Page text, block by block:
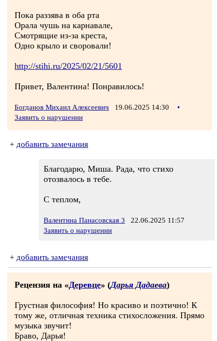
Пока раззява в оба рта
Орала чушь на карнавале,
Смотрящие из-за креста,
Одно крыло и своровали!
http://stihi.ru/2025/02/21/5601
Привет, Валентина! Понравилось!
Богданов Михаил Алексеевич 19.06.2025 14:30
•
Заявить о нарушении
+ добавить замечания
Благодарю, Миша. Рада, что стихо
отозвалось в тебе.
С теплом,
Валентина Панасовская 3 22.06.2025 11:57
Заявить о нарушении
+ добавить замечания
Рецензия на «Деревце» (Дарья Дадаева)
Грустная философия! Но красиво и поэтично! К
тому же, отличная техника стихосложения. Прямо
музыка звучит!
Браво, Дарья!